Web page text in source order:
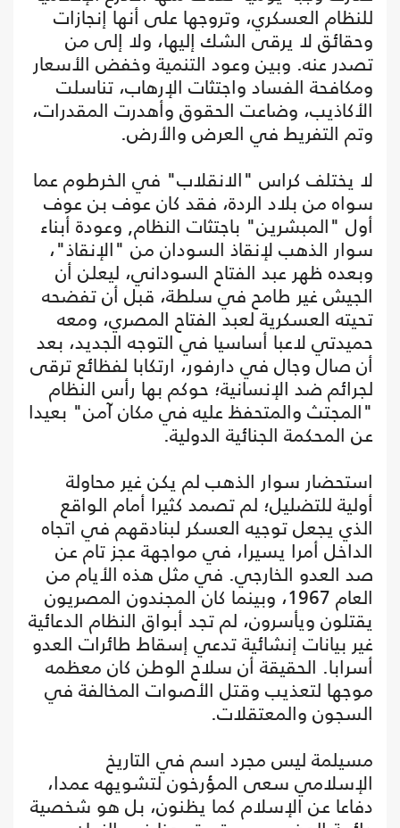
للنظام العسكري، وتروجها على أنها إنجازات
وحقائق لا يرقى الشك إليها، ولا إلى من
تصدر عنه. وبين وعود التنمية وخفض الأسعار
ومكافحة الفساد واجتثات الإرهاب، تناسلت
الأكاذيب، وضاعت الحقوق وأهدرت المقدرات،
وتم التفريط في العرض والأرض.
لا يختلف كراس "الانقلاب" في الخرطوم عما
سواه من بلاد الردة، فقد كان عوف بن عوف
أول "المبشرين" باجتثات النظام, وعودة أبناء
سوار الذهب لإنقاذ السودان من "الإنقاذ"،
وبعده ظهر عبد الفتاح السوداني، ليعلن أن
الجيش غير طامح في سلطة، قبل أن تفضحه
تحيته العسكرية لعبد الفتاح المصري، ومعه
حميدتي لاعبا أساسيا في التوجه الجديد، بعد
أن صال وجال في دارفور، ارتكابا لفظائع ترقى
لجرائم ضد الإنسانية؛ حوكم بها رأس النظام
"المجتث والمتحفظ عليه في مكان آمن" بعيدا
عن المحكمة الجنائية الدولية.
استحضار سوار الذهب لم يكن غير محاولة
أولية للتضليل؛ لم تصمد كثيرا أمام الواقع
الذي يجعل توجيه العسكر لبنادقهم في اتجاه
الداخل أمرا يسيرا، في مواجهة عجز تام عن
صد العدو الخارجي. في مثل هذه الأيام من
العام 1967، وبينما كان المجندون المصريون
يقتلون ويأسرون، لم تجد أبواق النظام الدعائية
غير بيانات إنشائية تدعي إسقاط طائرات العدو
أسرابا. الحقيقة أن سلاح الوطن كان معظمه
موجها لتعذيب وقتل الأصوات المخالفة في
السجون والمعتقلات.
مسيلمة ليس مجرد اسم في التاريخ
الإسلامي سعى المؤرخون لتشويهه عمدا،
دفاعا عن الإسلام كما يظنون، بل هو شخصية